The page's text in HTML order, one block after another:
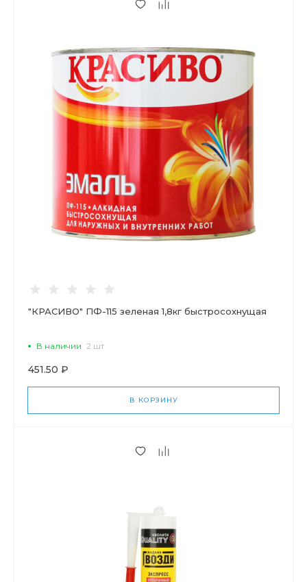
"КРАСИВО" ПФ-115 зеленая 1,8кг быстросохнущая
В наличии 2 шт
451.50 ₽
В КОРЗИНУ